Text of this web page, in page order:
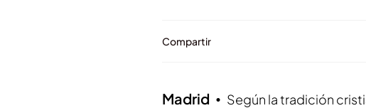
Compartir
Madrid Según la tradición